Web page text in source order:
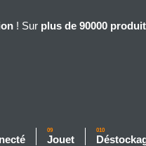
! Sur plus de 90000
09
Jouet
010